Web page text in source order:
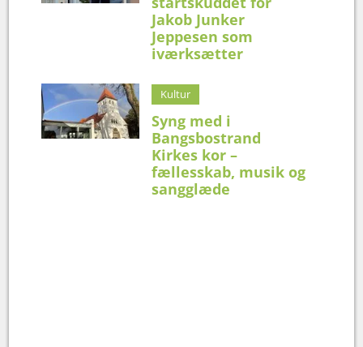
Jakob Junker
Jeppesen som
iværksætter
Kultur
Syng med i
Bangsbostrand
Kirkes kor –
fællesskab, musik og
sangglæde